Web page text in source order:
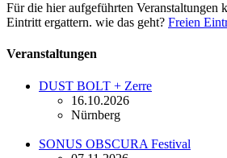
Für die hier aufgeführten Veranstaltungen
Eintritt ergattern. wie das geht? Freien
Veranstaltungen
DUST BOLT + Zerre
16.10.2026
Nürnberg
SONUS OBSCURA Festival